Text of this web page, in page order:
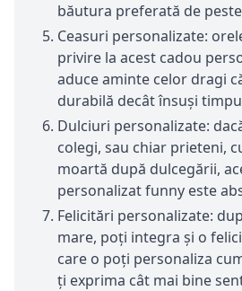
băutura preferată de
Ceasuri personalizate:
privire la acest cadou
aduce aminte celor dragi
durabilă decât însuși
Dulciuri personalizate:
colegi, sau chiar prieteni,
moartă după dulcegării,
personalizat funny este
Felicitări personalizate:
mare, poți integra și o
care o poți personaliza
ți exprima cât mai bine